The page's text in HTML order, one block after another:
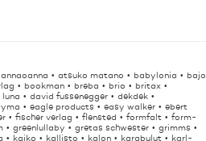
annaoanna atsuko matano babylonia
bajo
bookman breba brio
britax
david fussenegger
dekdek
eagle products easy walker
ebert
fischer verlag flensted formfalt
form-
greenlullaby gretas schwester
grimms
kaiko kallisto kalon karabulut
karl-